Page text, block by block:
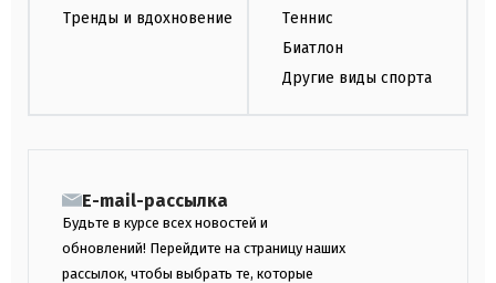
Тренды и вдохновение
Теннис
Биатлон
Другие виды спорта
E-mail-рассылка
Будьте в курсе всех новостей и
обновлений! Перейдите на страницу наших
рассылок, чтобы выбрать те, которые